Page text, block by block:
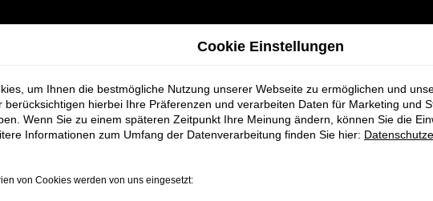
Fahrzeug-Showroom
Cookie Einstellungen
um Ihnen die bestmögliche Nutzung unserer Webseite zu ermöglichen und
berücksichtigen hierbei Ihre Präferenzen und verarbeiten Daten für Marketing und
Wenn Sie zu einem späteren Zeitpunkt Ihre Meinung ändern, können Sie die
Informationen zum Umfang der Datenverarbeitung finden Sie hier:
von Cookies werden von uns eingesetzt: